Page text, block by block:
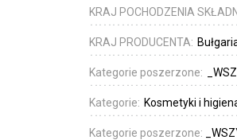
KRAJ POCHODZENIA
KRAJ PRODUCENTA:
Kategorie poszerzone:
Kategorie: Kosmetyki i
Kategorie poszerzone: